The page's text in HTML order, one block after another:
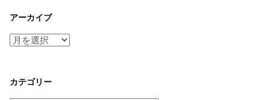
アーカイブ
ア
イ
ブ
カテゴリー